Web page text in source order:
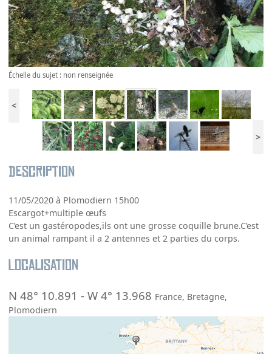
Échelle du sujet : non renseignée
<
>
Description
11/05/2020 à Plomodiern 15h00
Escargot+multiple œufs
C’est un gastéropodes,ils ont une grosse coquille brune.C’est
un animal rampant il a 2 antennes et 2 parties du corps.
Localisation
N 48° 10.891 -W 4° 13.968 France, Bretagne,
Plomodiern